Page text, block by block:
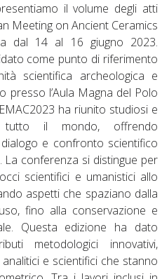
il volume degli atti
Meeting on Ancient Ceramics
dal 14 al 16 giugno 2023.
come punto di riferimento
scientifica archeologica e
presso l’Aula Magna del Polo
ha riunito studiosi e
tutto il mondo, offrendo
e confronto scientifico
La conferenza si distingue per
scientifici e umanistici allo
aspetti che spaziano dalla
fino alla conservazione e
Questa edizione ha dato
metodologici innovativi,
e scientifici che stanno